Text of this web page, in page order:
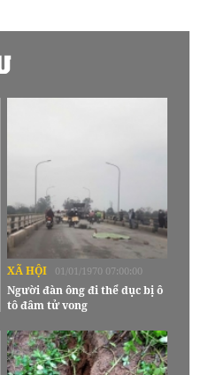
XÃ HỘI 01/01/1970 07:00:00
Người đàn ông đi thể dục bị ô
tô đâm tử vong